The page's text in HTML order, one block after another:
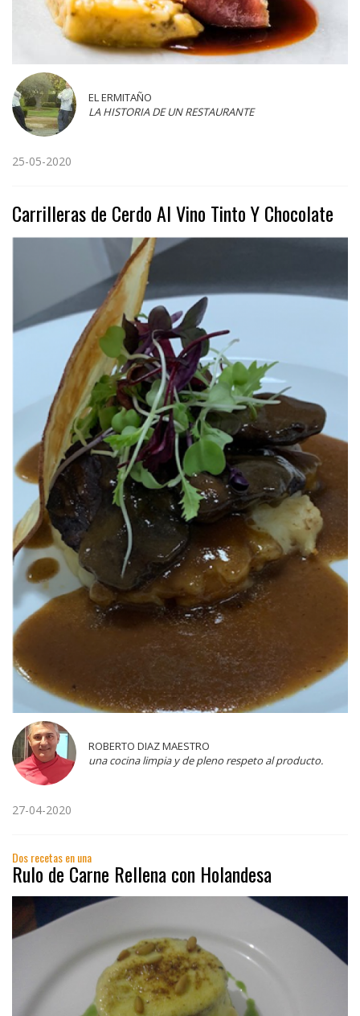
EL ERMITAÑO
LA HISTORIA DE UN RESTAURANTE
25-05-2020
Carrilleras de Cerdo Al Vino Tinto Y Chocolate
ROBERTO DIAZ MAESTRO
una cocina limpia y de pleno respeto al producto.
27-04-2020
Dos recetas en una
Rulo de Carne Rellena con Holandesa